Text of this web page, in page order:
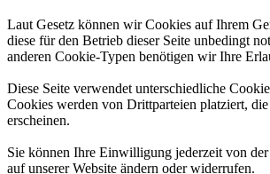
Laut Gesetz können wir Cookies auf Ihrem
diese für den Betrieb dieser Seite unbedingt
anderen Cookie-Typen benötigen wir Ihre
Diese Seite verwendet unterschiedliche
Cookies werden von Drittparteien platziert, die
erscheinen.
Sie können Ihre Einwilligung jederzeit von
auf unserer Website ändern oder widerrufen.